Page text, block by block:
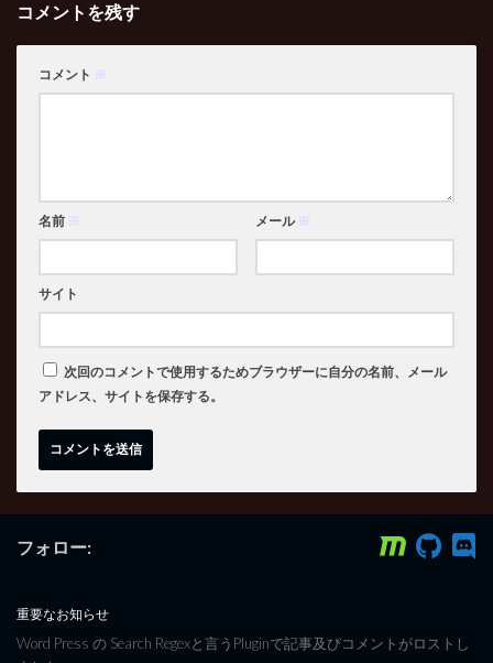
コメントを残す
コメント ※
名前 ※ メール ※
サイト
次回のコメントで使用するためブラウザーに自分の名前、メール
アドレス、サイトを保存する。
フォロー:
重要なお知らせ
Word Press の Search Regexと言うPluginで記事及びコメントがロストし